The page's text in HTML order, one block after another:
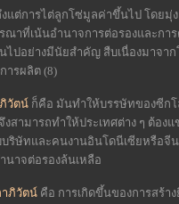
แต่การไต่ลูกโซ่มูลค่าขึ้นไป โดย
าที่เน้นอำนาจการต่อรองและการ
ไปอย่างมีนัยสำคัญ สืบเนื่องมาจา
ารผลิต (8)
วัตน์ ก็คือ มันทำให้บรรษัทของซีก
สามารถทำให้ประเทศต่าง ๆ ต้อง
ริษัทและคนงานอินโดนีเซียหรือจี
าจต่อรองล้นเหลือ
ภิวัตน คือ การเกิดขึ้นของการสร้